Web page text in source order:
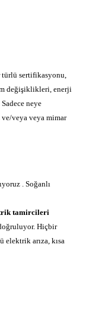
sertifikasyonu,
değişiklikleri, enerji
neye
veya veya mimar
. Soğanlı
tamircileri
Hiçbir
elektrik arıza, kısa